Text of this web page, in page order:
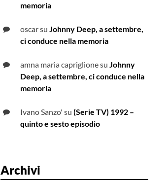
memoria
oscarsu Johnny Deep, a settembre,
ci conduce nella memoria
amna maria capriglionesu Johnny
Deep, a settembre, ci conduce nella
memoria
Ivano Sanzo' su (Serie TV) 1992 –
quinto e sesto episodio
Archivi